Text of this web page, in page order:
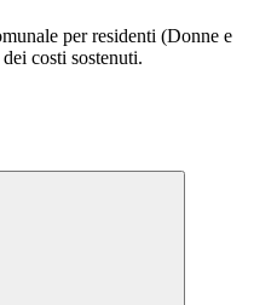
per residenti (Donne e
costi sostenuti.